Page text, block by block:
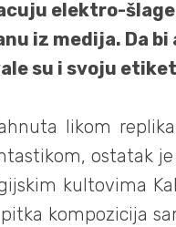
elektro-
iz medija. Da bi
su i svoju
likom
ostatak
kultovima
kompozicija